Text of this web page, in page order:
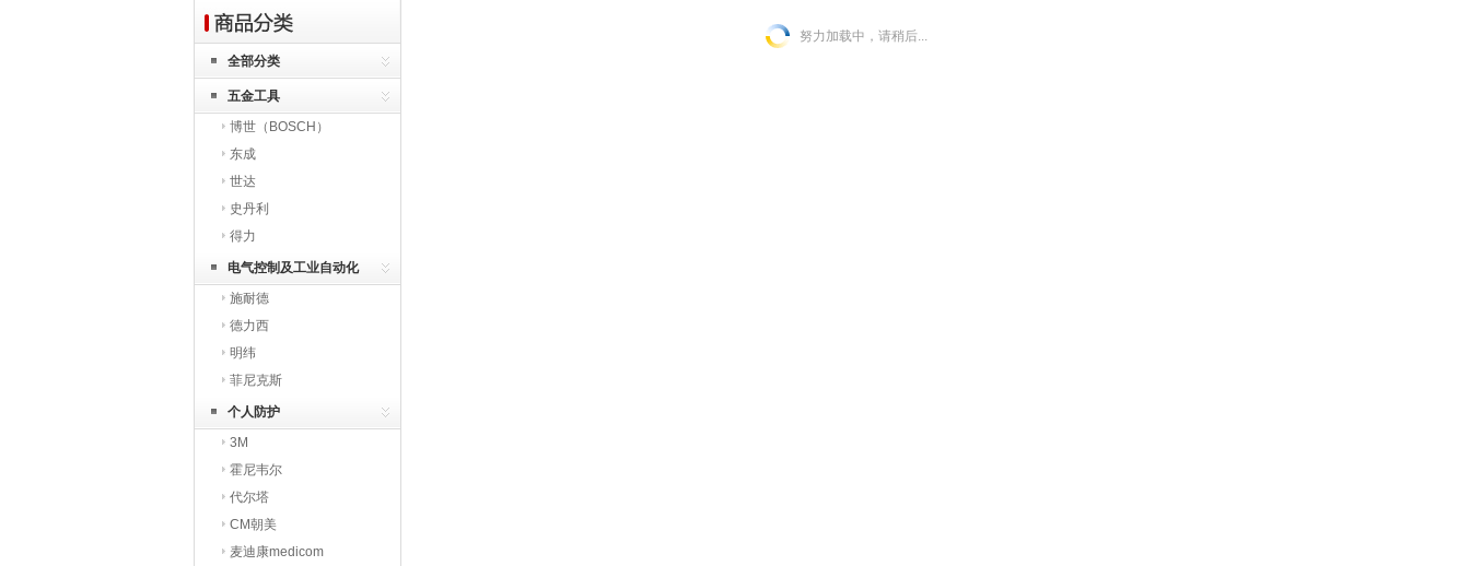
全部分类
五金工具
博世（BOSCH）
东成
世达
史丹利
得力
电气控制及工业自动化
施耐德
德力西
明纬
菲尼克斯
个人防护
3M
霍尼韦尔
代尔塔
CM朝美
麦迪康medicom
努力加载中，请稍后...